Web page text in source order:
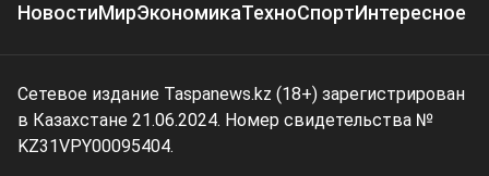
НовостиМирЭкономикаТехноСпортИнтересное
Сетевое издание Taspanews.kz (18+) зарегистрирован
в Казахстане 21.06.2024. Номер свидетельства №
KZ31VPY00095404.